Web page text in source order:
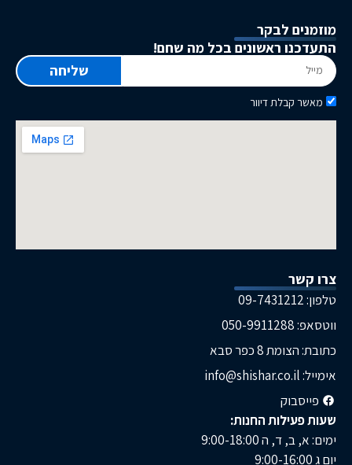
8 כפר סבא
החנות:
ה 9:00-18:00
לבקר
ראשונים בכל מה שחם!
דיוור